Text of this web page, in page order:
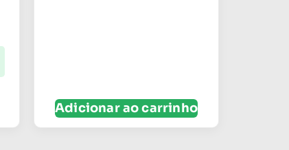
Adicionar ao carrinho